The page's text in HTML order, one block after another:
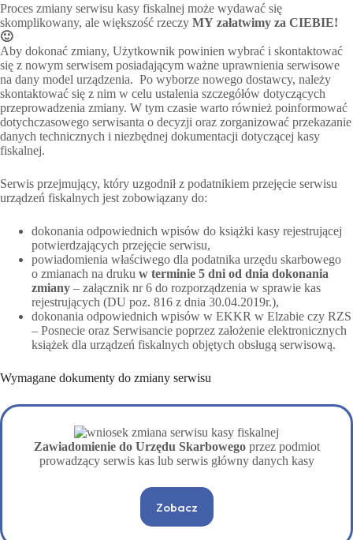
Proces zmiany serwisu kasy fiskalnej może wydawać się
skomplikowany, ale większość rzeczy MY załatwimy za CIEBIE!
🙂
Aby dokonać zmiany, Użytkownik powinien wybrać i skontaktować
się z nowym serwisem posiadającym ważne uprawnienia serwisowe
na dany model urządzenia. Po wyborze nowego dostawcy, należy
skontaktować się z nim w celu ustalenia szczegółów dotyczących
przeprowadzenia zmiany. W tym czasie warto również poinformować
dotychczasowego serwisanta o decyzji oraz zorganizować przekazanie
danych technicznych i niezbędnej dokumentacji dotyczącej kasy
fiskalnej.
Serwis przejmujący, który uzgodnił z podatnikiem przejęcie serwisu
urządzeń fiskalnych jest zobowiązany do:
dokonania odpowiednich wpisów do książki kasy rejestrującej
potwierdzających przejęcie serwisu,
powiadomienia właściwego dla podatnika urzędu skarbowego
o zmianach na druku w terminie 5 dni od dnia dokonania
zmiany – załącznik nr 6 do rozporządzenia w sprawie kas
rejestrujących (DU poz. 816 z dnia 30.04.2019r.),
dokonania odpowiednich wpisów w EKKR w Elzabie czy RZS
– Posnecie oraz Serwisancie poprzez założenie elektronicznych
książek dla urządzeń fiskalnych objętych obsługą serwisową.
Wymagane dokumenty do zmiany serwisu
Zawiadomienie do Urzędu Skarbowegoprzez podmiot
prowadzący serwis kas lub serwis główny danych kasy
Zobacz